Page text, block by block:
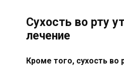
Сухость во рту
лечение
Кроме того, сухость